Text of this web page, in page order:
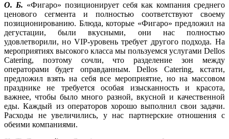
О. Б. «Фигаро» позиционирует себя как компания среднего
ценового сегмента и полностью соответствуют своему
позиционированию. Блюда, которые «Фигаро» предложил на
дегустации, были вкусными, они нас полностью
удовлетворили, но VIP-уровень требует другого подхода. На
мероприятиях высокого класса мы пользуемся услугами Dellos
Catering, поэтому сочли, что разделение зон между
операторами будет оправданным. Dellos Catering, кстати,
предложил взять на себя все мероприятие, но на массовом
празднике не требуется особая изысканность и красота,
важнее, чтобы было много разной, вкусной и качественной
еды. Каждый из операторов хорошо выполнил свои задачи.
Расходы не увеличились, у нас партнерские отношения с
обеими компаниями.